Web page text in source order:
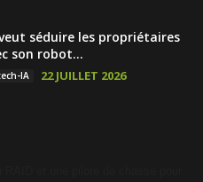
séduire les propriétaires
son robot...
IA 22 JUILLET 2026